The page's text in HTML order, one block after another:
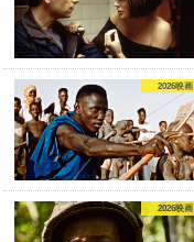
2026映画
2026映画